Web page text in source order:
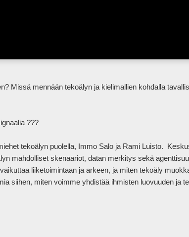
???
tekoälyn puolella, Immo Salo ja Rami Luisto.
mahdolliset skenaariot, datan merkitys sekä
liiketoimintaan ja arkeen, ja miten tekoäly
siihen, miten voimme yhdistää ihmisten luovuuden ja